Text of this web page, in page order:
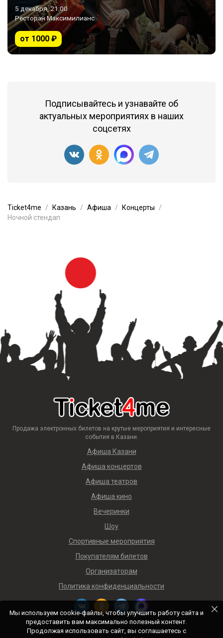
5 декабря, 21:00
Ресторан Максимилианс
от 1000 ₽
Подписывайтесь и узнавайте об
актуальных мероприятиях в наших
соцсетях
Ticket4me Казань Афиша
Концерты
Ночной стендап
Продажа электронных билетов на крутые мероприятия и интересные
события в Казани.
Афиша Казани
Афиша концертов
Афиша театров
Афиша кино
Вечеринки
Шоу
Спортивные мероприятия
Покупателям билетов
Организаторам
Политика конфиденциальности
Мы используем cookie-файлы, чтобы улучшить работу сайта и
предоставить вам максимально полезный контент.
Продолжая использовать сайт, вы соглашаетесь с